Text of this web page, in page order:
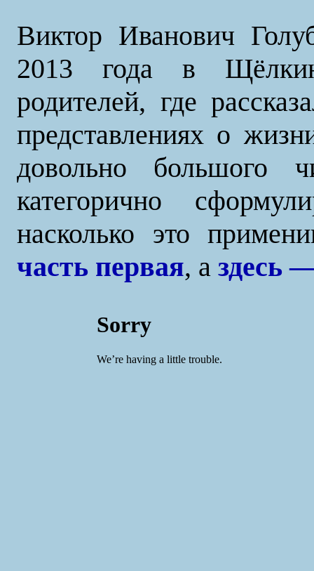
Виктор Иванович
2013 года в
родителей, где
представлениях о
довольно большого
категорично
насколько это
часть первая, аздесь